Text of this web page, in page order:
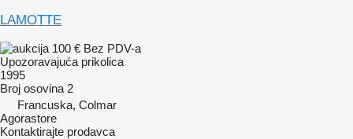
LAMOTTE
100 € Bez PDV-a
Upozoravajuća prikolica
1995
Broj osovina 2
Francuska, Colmar
Agorastore
Kontaktirajte prodavca